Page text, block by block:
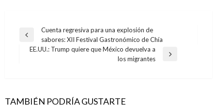
Navegación
de
Entrada
anterior
Cuenta regresiva para una explosión de
sabores: XII Festival Gastronómico de Chía
EE.UU.: Trump quiere que México devuelva a
los migrantes
TAMBIÉN PODRÍA GUSTARTE